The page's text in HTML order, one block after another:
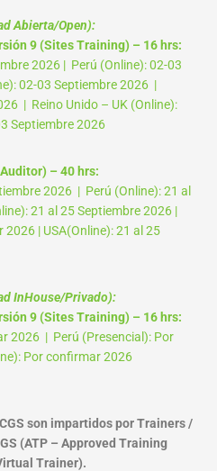
Abierta/Open):
9 (Sites Training) – 16 hrs:
2026 | Perú (Online): 02-03
02-03 Septiembre 2026 |
| Reino Unido – UK (Online):
Septiembre 2026
– 40 hrs:
2026 | Perú (Online): 21 al
21 al 25 Septiembre 2026 |
| USA(Online): 21 al 25
InHouse/Privado):
9 (Sites Training) – 16 hrs:
2026 | Perú (Presencial): Por
Por confirmar 2026
son impartidos por Trainers /
(ATP – Approved Training
Trainer).